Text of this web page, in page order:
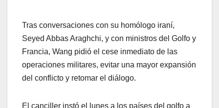
Tras conversaciones con su homólogo iraní,
Seyed Abbas Araghchi, y con ministros del Golfo y
Francia, Wang pidió el cese inmediato de las
operaciones militares, evitar una mayor expansión
del conflicto y retomar el diálogo.
El canciller instó el lunes a los ⁠países del ⁠golfo a